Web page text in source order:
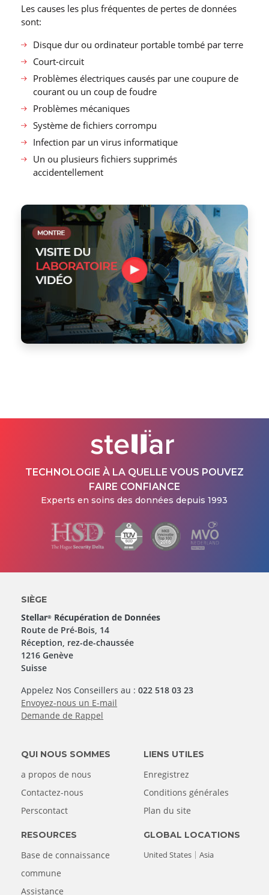
Les causes les plus fréquentes de pertes de données
sont:
Disque dur ou ordinateur portable tombé par terre
Court-circuit
Problèmes électriques causés par une coupure de
courant ou un coup de foudre
Problèmes mécaniques
Système de fichiers corrompu
Infection par un virus informatique
Un ou plusieurs fichiers supprimés
accidentellement
TECHNOLOGIE À LA QUELLE VOUS POUVEZ
FAIRE CONFIANCE
Experts en soins des données depuis 1993
SIÈGE
Stellar® Récupération de Données
Route de Pré-Bois, 14
Réception, rez-de-chaussée
1216 Genève
Suisse
Appelez Nos Conseillers au :022 518 03 23
Envoyez-nous un E-mail
Demande de Rappel
QUI NOUS SOMMES
a propos de nous
Contactez-nous
Perscontact
LIENS UTILES
Enregistrez
Conditions générales
Plan du site
RESOURCES
Base de connaissance
commune
Assistance
GLOBAL LOCATIONS
United States
Asia